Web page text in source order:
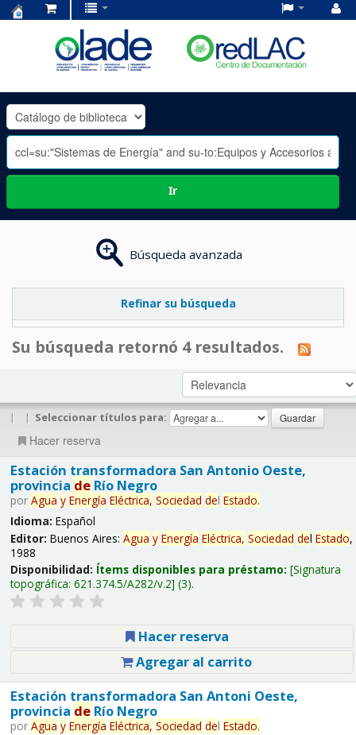
OLADE
-
Ir
Búsqueda avanzada
Refinar su búsqueda
Su búsqueda retornó 4 resultados.
| | Seleccionar títulos para:
Hacer reserva
Estación transformadora San Antonio Oeste,
provincia deRío Negro
por Agua y Energía Eléctrica, Sociedad del Estado.
Idioma: Español
Editor: Buenos Aires: Agua y Energía Eléctrica, Sociedad del Estado,
1988
Disponibilidad: Ítems disponibles para préstamo: Signatura
topográfica: 621.374.5/A282/v.2 (3).
Hacer reserva
Agregar al carrito
Estación transformadora San Antoni Oeste,
provincia deRío Negro
por Agua y Energía Eléctrica, Sociedad del Estado.